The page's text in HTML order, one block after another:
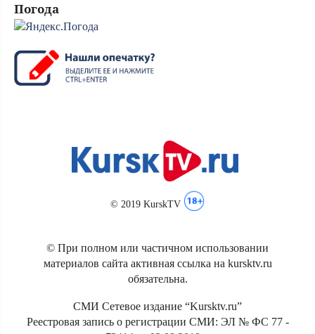
Погода
© 2019 KurskTV
© При полном или частичном использовании
материалов сайта активная ссылка на kursktv.ru
обязательна.
СМИ Сетевое издание “Kursktv.ru”
Реестровая запись о регистрации СМИ: ЭЛ № ФС 77 -